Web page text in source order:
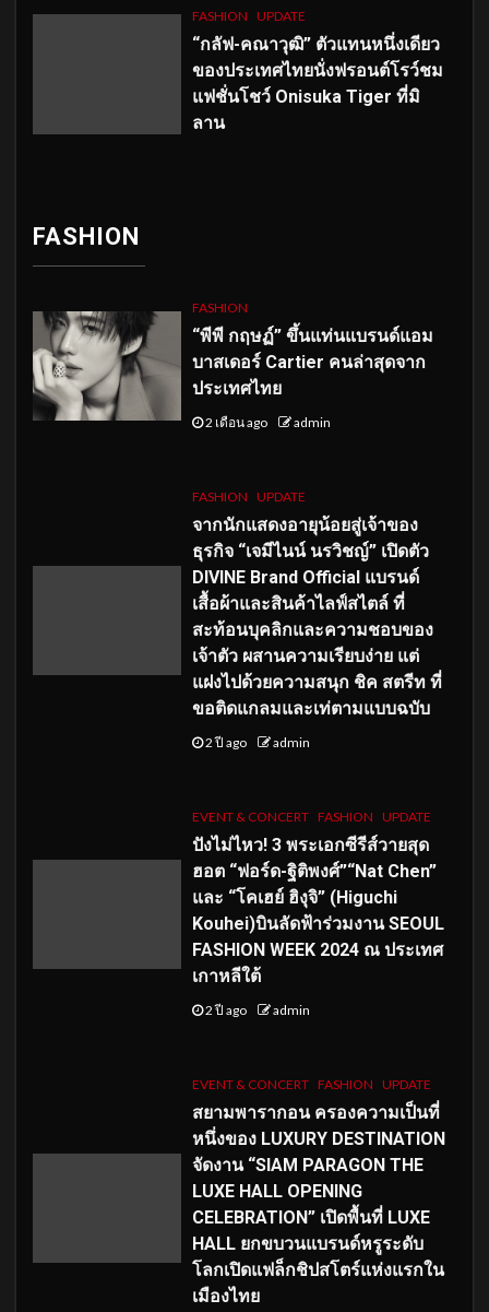
FASHION UPDATE
“กลัฟ-คณาวุฒิ” ตัวแทนหนึ่งเดียว
ของประเทศไทยนั่งฟรอนต์โรว์ชม
แฟชั่นโชว์ Onisuka Tiger ที่มิ
ลาน
FASHION
FASHION
“พีพี กฤษฏ์” ขึ้นแท่นแบรนด์แอม
บาสเดอร์ Cartier คนล่าสุดจาก
ประเทศไทย
2 เดือน ago admin
FASHION UPDATE
จากนักแสดงอายุน้อยสู่เจ้าของ
ธุรกิจ “เจมีไนน์ นรวิชญ์” เปิดตัว
DIVINE Brand Official แบรนด์
เสื้อผ้าและสินค้าไลฟ์สไตล์ ที่
สะท้อนบุคลิกและความชอบของ
เจ้าตัว ผสานความเรียบง่าย แต่
แฝงไปด้วยความสนุก ชิค สตรีท ที่
ขอติดแกลมและเท่ตามแบบฉบับ
2 ปี ago admin
EVENT & CONCERT FASHION UPDATE
ปังไม่ไหว! 3 พระเอกซีรีส์วายสุด
ฮอต “ฟอร์ด-ฐิติพงศ์”“Nat Chen”
และ “โคเฮย์ ฮิงุจิ” (Higuchi
Kouhei)บินลัดฟ้าร่วมงาน SEOUL
FASHION WEEK 2024 ณ ประเทศ
เกาหลีใต้
2 ปี ago admin
EVENT & CONCERT FASHION UPDATE
สยามพารากอน ครองความเป็นที่
หนึ่งของ LUXURY DESTINATION
จัดงาน “SIAM PARAGON THE
LUXE HALL OPENING
CELEBRATION” เปิดพื้นที่ LUXE
HALL ยกขบวนแบรนด์หรูระดับ
โลกเปิดแฟล็กชิปสโตร์แห่งแรกใน
เมืองไทย